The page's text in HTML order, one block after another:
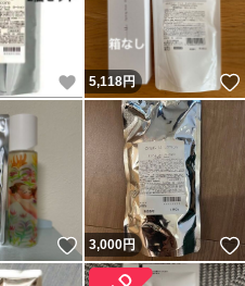
いいね！
5,118円
いいね！
3,000円